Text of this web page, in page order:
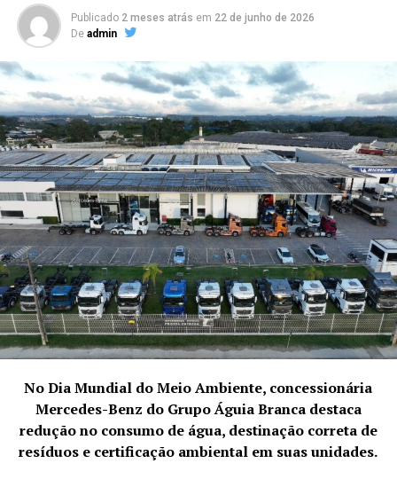
Além disso, Felipe participou de podcasts renomados,
como “Resenha na Pista”, “Uber do Chefe”, “Midnight
Podcast”, “Alpha Mídia Cast” e “Desenfreados”. Com
planos futuros, Felipe pretende lançar o “CalculaCast” e
o “CalculaCastMóvel”, projetos que visam mostrar
histórias de sucesso de pessoas que, por meio de cálculos
estratégicos, superaram dívidas e prosperaram em suas
vidas.
O empreendedor Felipe França, com sua abordagem
calculista e dedicada, se tornou uma referência e mentor
sobreviver, mas prosperar em meio aos desafios do
mundo dos aplicativos de transporte. Sua história é um
exemplo de como a determinação e uma mentalidade
focada em resultados podem transformar adversidades
Publicado 2 meses atrás em 22 de junho de 2026
De admin
No Dia Mundial do Meio Ambiente, concessionária
Mercedes-Benz do Grupo Águia Branca destaca
redução no consumo de água, destinação correta de
resíduos e certificação ambiental em suas unidades.